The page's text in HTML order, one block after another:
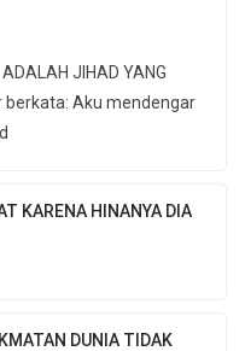
JIHAD YANG
berkata: Aku mendengar
KARENA HINANYA DIA
DUNIA TIDAK